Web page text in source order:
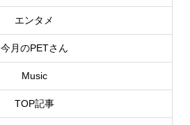
エンタメ
今月のPETさん
Music
TOP記事